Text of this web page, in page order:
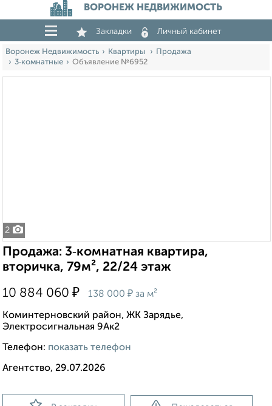
ВОРОНЕЖ НЕДВИЖИМОСТЬ
Закладки Личный кабинет
Воронеж Недвижимость Квартиры
Продажа
3‑комнатные
Объявление №6952
2
Продажа: 3‑комнатная квартира,
вторичка, 79м², 22/24 этаж
10 884 060 ₽ 138 000 ₽ за м²
Коминтерновский район, ЖК Зарядье,
Электросигнальная 9Ак2
Телефон: показать телефон
Агентство, 29.07.2026